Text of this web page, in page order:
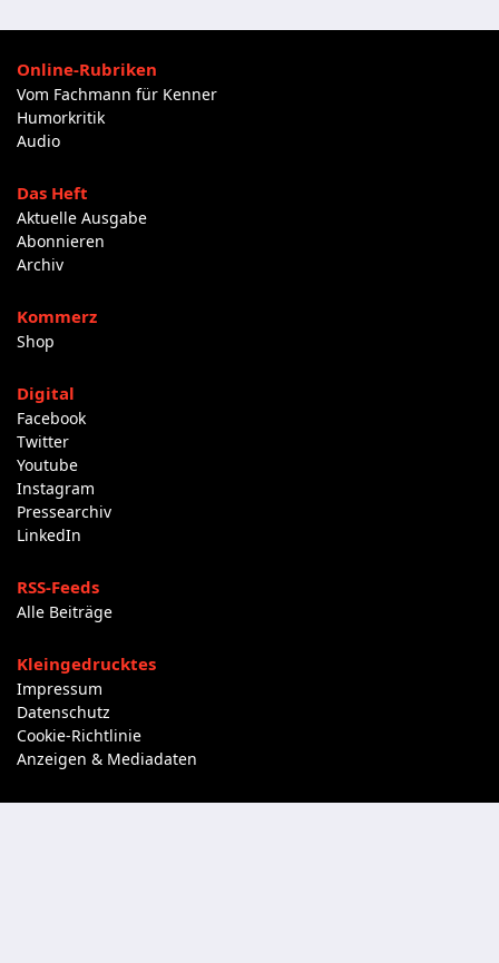
Online-Rubriken
Vom Fachmann für Kenner
Humorkritik
Audio
Das Heft
Aktuelle Ausgabe
Abonnieren
Archiv
Kommerz
Shop
Digital
Facebook
Twitter
Youtube
Instagram
Pressearchiv
LinkedIn
RSS-Feeds
Alle Beiträge
Kleingedrucktes
Impressum
Datenschutz
Cookie-Richtlinie
Anzeigen & Mediadaten